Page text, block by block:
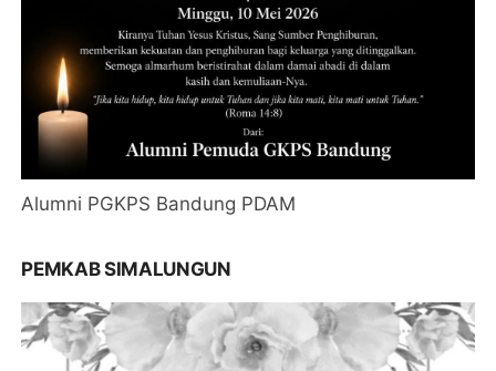
Alumni PGKPS Bandung PDAM
PEMKAB SIMALUNGUN